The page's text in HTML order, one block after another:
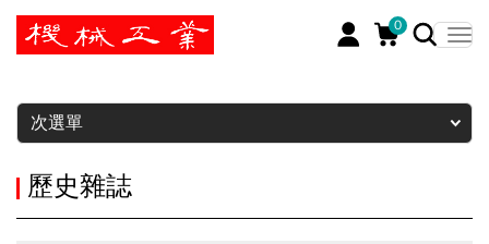
0
暫停
次選單
歷史雜誌